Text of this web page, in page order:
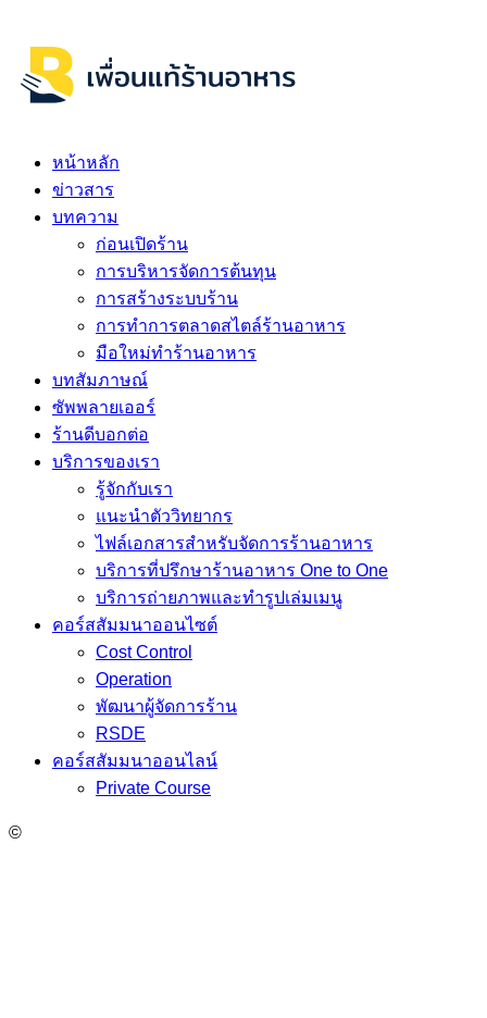
หน้าหลัก
ข่าวสาร
บทความ
ก่อนเปิดร้าน
การบริหารจัดการต้นทุน
การสร้างระบบร้าน
การทำการตลาดสไตล์ร้านอาหาร
มือใหม่ทำร้านอาหาร
บทสัมภาษณ์
ซัพพลายเออร์
ร้านดีบอกต่อ
บริการของเรา
รู้จักกับเรา
แนะนำตัววิทยากร
ไฟล์เอกสารสำหรับจัดการร้านอาหาร
บริการที่ปรึกษาร้านอาหาร One to One
บริการถ่ายภาพและทำรูปเล่มเมนู
คอร์สสัมมนาออนไซต์
Cost Control
Operation
พัฒนาผู้จัดการร้าน
RSDE
คอร์สสัมมนาออนไลน์
Private Course
©